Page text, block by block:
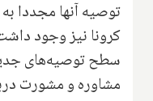
توصیه آنها مجددا
کرونا نیز وجود
سطح توصیه‌های
مشاوره و مشورت